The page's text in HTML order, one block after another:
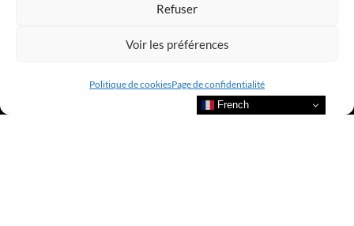
Refuser
Voir les préférences
Politique de cookiesPage de confidentialité
French